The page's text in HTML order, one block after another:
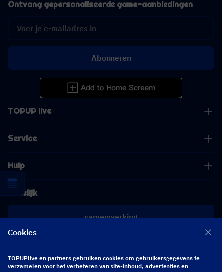
TOPUP live
Service
Hulp
Zakelijk
samenwerking
[email protected]
Ontvang gepersonaliseerde game-aanbiedingen
Abonneren
Cookies
TOPUPlive en partners gebruiken cookies om gebruikersgegevens te
verzamelen voor het verbeteren van site-inhoud, advertenties en